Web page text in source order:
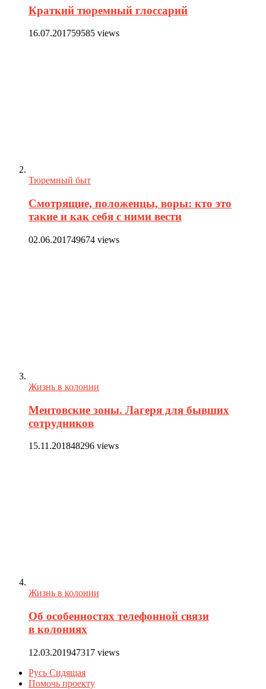
Краткий тюремный глоссарий
16.07.201759585 views
Тюремный быт
Смотрящие, положенцы, воры: кто это
такие и как себя с ними вести
02.06.201749674 views
Жизнь в колонии
Ментовские зоны. Лагеря для бывших
сотрудников
15.11.201848296 views
Жизнь в колонии
Об особенностях телефонной связи
в колониях
12.03.201947317 views
Русь Сидящая
Помочь проекту